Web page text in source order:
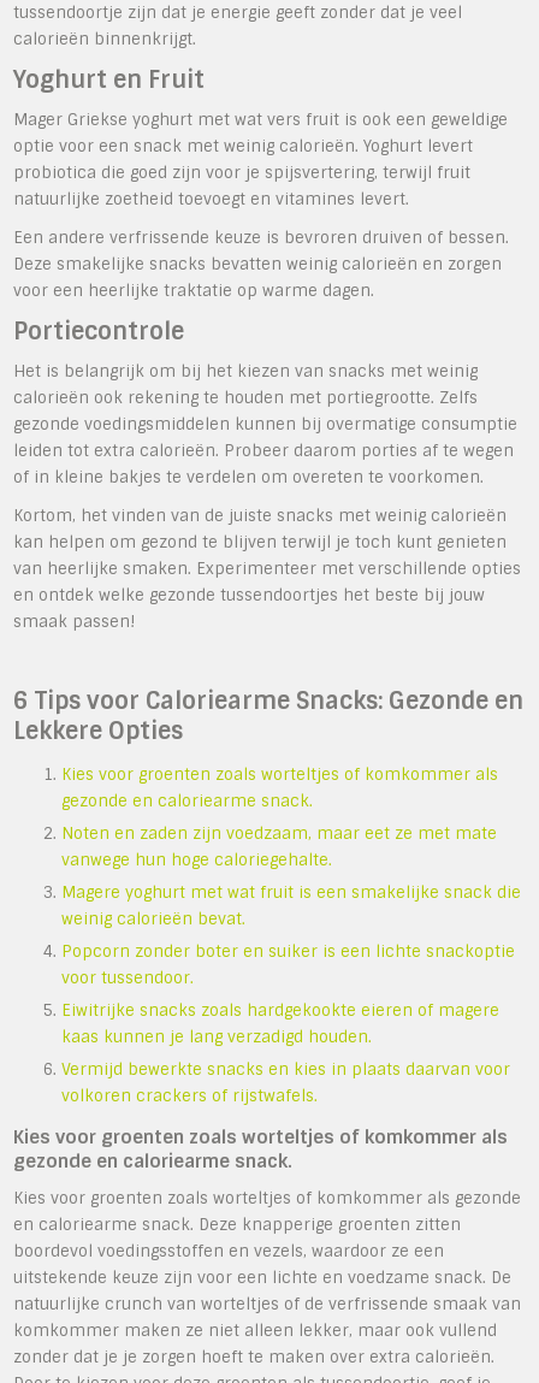
tussendoortje zijn dat je energie geeft zonder dat je veel
calorieën binnenkrijgt.
Yoghurt en Fruit
Mager Griekse yoghurt met wat vers fruit is ook een geweldige
optie voor een snack met weinig calorieën. Yoghurt levert
probiotica die goed zijn voor je spijsvertering, terwijl fruit
natuurlijke zoetheid toevoegt en vitamines levert.
Een andere verfrissende keuze is bevroren druiven of bessen.
Deze smakelijke snacks bevatten weinig calorieën en zorgen
voor een heerlijke traktatie op warme dagen.
Portiecontrole
Het is belangrijk om bij het kiezen van snacks met weinig
calorieën ook rekening te houden met portiegrootte. Zelfs
gezonde voedingsmiddelen kunnen bij overmatige consumptie
leiden tot extra calorieën. Probeer daarom porties af te wegen
of in kleine bakjes te verdelen om overeten te voorkomen.
Kortom, het vinden van de juiste snacks met weinig calorieën
kan helpen om gezond te blijven terwijl je toch kunt genieten
van heerlijke smaken. Experimenteer met verschillende opties
en ontdek welke gezonde tussendoortjes het beste bij jouw
smaak passen!
6 Tips voor Caloriearme Snacks: Gezonde en
Lekkere Opties
Kies voor groenten zoals worteltjes of komkommer als
gezonde en caloriearme snack.
Noten en zaden zijn voedzaam, maar eet ze met mate
vanwege hun hoge caloriegehalte.
Magere yoghurt met wat fruit is een smakelijke snack die
weinig calorieën bevat.
Popcorn zonder boter en suiker is een lichte snackoptie
voor tussendoor.
Eiwitrijke snacks zoals hardgekookte eieren of magere
kaas kunnen je lang verzadigd houden.
Vermijd bewerkte snacks en kies in plaats daarvan voor
volkoren crackers of rijstwafels.
Kies voor groenten zoals worteltjes of komkommer als
gezonde en caloriearme snack.
Kies voor groenten zoals worteltjes of komkommer als gezonde
en caloriearme snack. Deze knapperige groenten zitten
boordevol voedingsstoffen en vezels, waardoor ze een
uitstekende keuze zijn voor een lichte en voedzame snack. De
natuurlijke crunch van worteltjes of de verfrissende smaak van
komkommer maken ze niet alleen lekker, maar ook vullend
zonder dat je je zorgen hoeft te maken over extra calorieën.